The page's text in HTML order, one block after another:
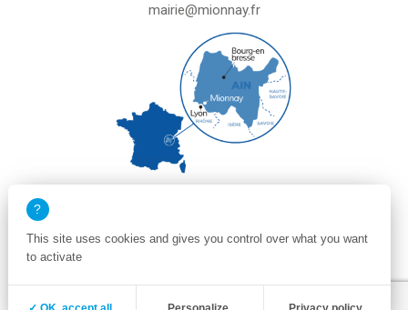
mairie@mionnay.fr
le vendredi de 8h30 à 12h et de 13h30 à 16h30
un samedi matin sur deux de 8h30 à 12h
Zone membre
Mentions légales
This site uses cookies and gives you control over what you want
to activate